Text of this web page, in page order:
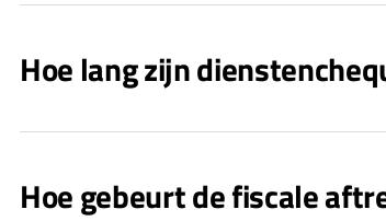
Hoe lang zijn
Hoe gebeurt de fiscale